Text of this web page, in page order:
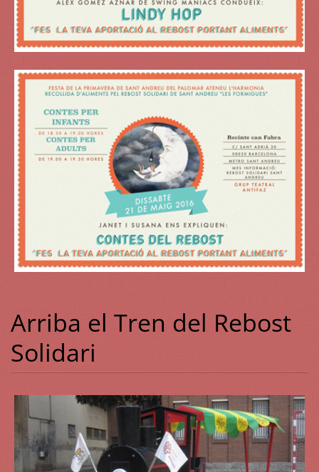
Arriba el Tren del Rebost
Solidari